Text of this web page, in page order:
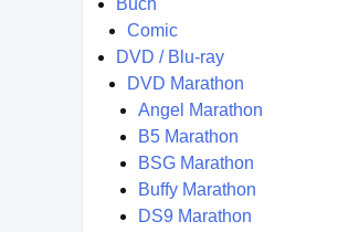
Buch
Comic
DVD / Blu-ray
DVD Marathon
Angel Marathon
B5 Marathon
BSG Marathon
Buffy Marathon
DS9 Marathon